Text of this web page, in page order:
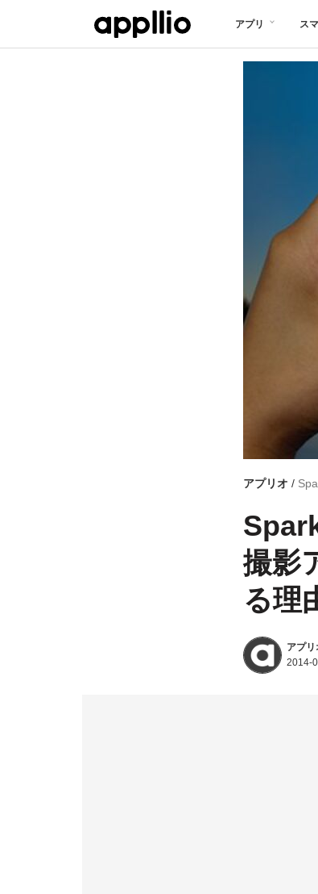
アプリ ス
アプリオ
撮影
る理
アプ
2014-